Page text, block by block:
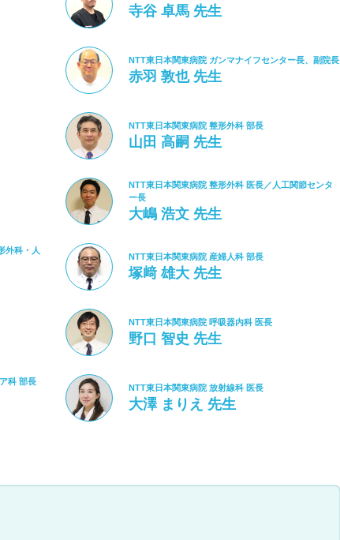
寺谷 卓馬 先生
NTT東日本関東病院 ガンマナイフセンター長、副院長
赤羽 敦也 先生
NTT東日本関東病院 整形外科 部長
山田 高嗣 先生
NTT東日本関東病院 整形外科 医長／人工関節センタ
ー長
大嶋 浩文 先生
外科・人
NTT東日本関東病院 産婦人科 部長
塚﨑 雄大 先生
NTT東日本関東病院 呼吸器内科 医長
野口 智史 先生
科 部長
NTT東日本関東病院 放射線科 医長
大澤 まりえ 先生